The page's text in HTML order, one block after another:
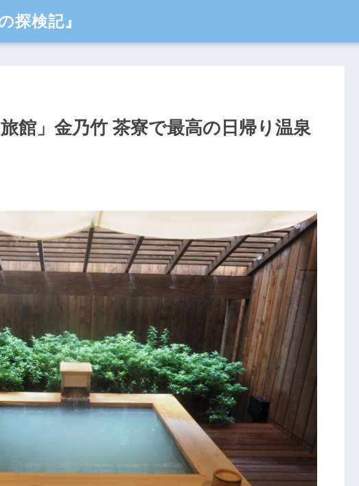
探検記』
館」金乃竹 茶寮で最高の日帰り温泉